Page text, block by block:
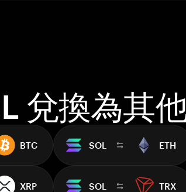
兌換為其
BTC SOL ETH
XRP SOL TRX